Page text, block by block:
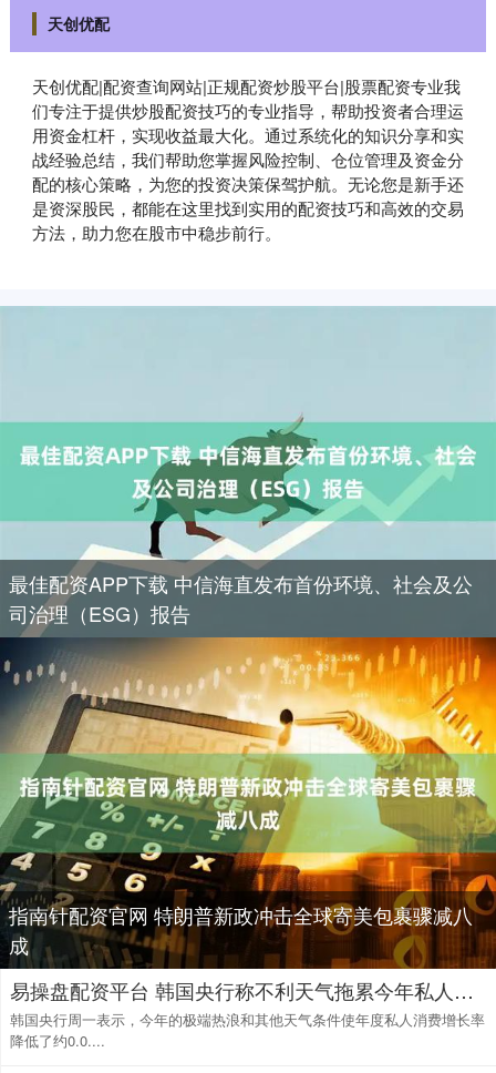
天创优配
天创优配|配资查询网站|正规配资炒股平台|股票配资专业我
们专注于提供炒股配资技巧的专业指导，帮助投资者合理运
用资金杠杆，实现收益最大化。通过系统化的知识分享和实
战经验总结，我们帮助您掌握风险控制、仓位管理及资金分
配的核心策略，为您的投资决策保驾护航。无论您是新手还
是资深股民，都能在这里找到实用的配资技巧和高效的交易
方法，助力您在股市中稳步前行。
最佳配资APP下载 中信海直发布首份环境、社会及公
司治理（ESG）报告
指南针配资官网 特朗普新政冲击全球寄美包裹骤减八
成
易操盘配资平台 韩国央行称不利天气拖累今年私人消费增长
韩国央行周一表示，今年的极端热浪和其他天气条件使年度私人消费增长率
降低了约0.0....